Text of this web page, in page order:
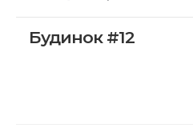
Будинок #12